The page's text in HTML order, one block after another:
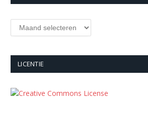
Archieven
LICENTIE